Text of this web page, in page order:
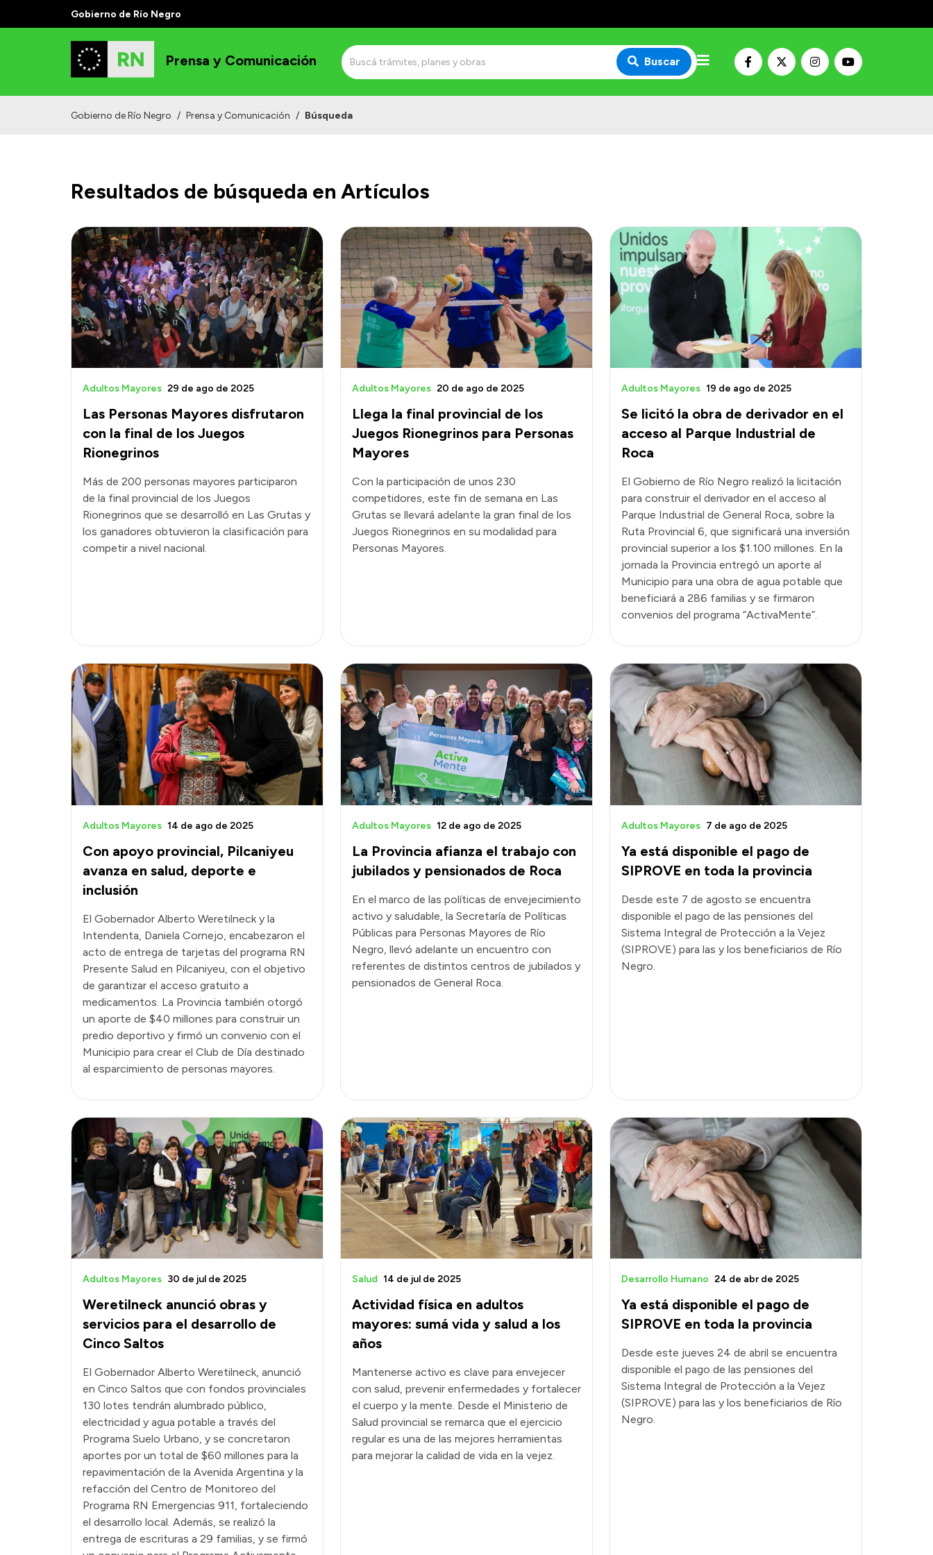
Gobierno de Río Negro
Prensa y Comunicación Buscar
Gobierno de Río Negro / Prensa y Comunicación / Búsqueda
Resultados de búsqueda en Artículos
Las Personas Mayores disfrutaron
con la final de los Juegos
Rionegrinos
Adultos Mayores 29 de ago de 2025
Más de 200 personas mayores participaron
de la final provincial de los Juegos
Rionegrinos que se desarrolló en Las Grutas y
los ganadores obtuvieron la clasificación para
competir a nivel nacional.
Llega la final provincial de los
Juegos Rionegrinos para Personas
Mayores
Adultos Mayores 20 de ago de 2025
Con la participación de unos 230
competidores, este fin de semana en Las
Grutas se llevará adelante la gran final de los
Juegos Rionegrinos en su modalidad para
Personas Mayores.
Se licitó la obra de derivador en el
acceso al Parque Industrial de
Roca
Adultos Mayores 19 de ago de 2025
El Gobierno de Río Negro realizó la licitación
para construir el derivador en el acceso al
Parque Industrial de General Roca, sobre la
Ruta Provincial 6, que significará una inversión
provincial superior a los $1.100 millones. En la
jornada la Provincia entregó un aporte al
Municipio para una obra de agua potable que
beneficiará a 286 familias y se firmaron
convenios del programa “ActivaMente”.
Con apoyo provincial, Pilcaniyeu
avanza en salud, deporte e
inclusión
Adultos Mayores 14 de ago de 2025
El Gobernador Alberto Weretilneck y la
Intendenta, Daniela Cornejo, encabezaron el
acto de entrega de tarjetas del programa RN
Presente Salud en Pilcaniyeu, con el objetivo
de garantizar el acceso gratuito a
medicamentos. La Provincia también otorgó
un aporte de $40 millones para construir un
predio deportivo y firmó un convenio con el
Municipio para crear el Club de Día destinado
al esparcimiento de personas mayores.
La Provincia afianza el trabajo con
jubilados y pensionados de Roca
Adultos Mayores 12 de ago de 2025
En el marco de las políticas de envejecimiento
activo y saludable, la Secretaría de Políticas
Públicas para Personas Mayores de Río
Negro, llevó adelante un encuentro con
referentes de distintos centros de jubilados y
pensionados de General Roca.
Ya está disponible el pago de
SIPROVE en toda la provincia
Adultos Mayores 7 de ago de 2025
Desde este 7 de agosto se encuentra
disponible el pago de las pensiones del
Sistema Integral de Protección a la Vejez
(SIPROVE) para las y los beneficiarios de Río
Negro.
Weretilneck anunció obras y
servicios para el desarrollo de
Cinco Saltos
Adultos Mayores 30 de jul de 2025
El Gobernador Alberto Weretilneck, anunció
en Cinco Saltos que con fondos provinciales
130 lotes tendrán alumbrado público,
electricidad y agua potable a través del
Programa Suelo Urbano, y se concretaron
aportes por un total de $60 millones para la
repavimentación de la Avenida Argentina y la
refacción del Centro de Monitoreo del
Programa RN Emergencias 911, fortaleciendo
el desarrollo local. Además, se realizó la
entrega de escrituras a 29 familias, y se firmó
Actividad física en adultos
mayores: sumá vida y salud a los
años
Salud 14 de jul de 2025
Mantenerse activo es clave para envejecer
con salud, prevenir enfermedades y fortalecer
el cuerpo y la mente. Desde el Ministerio de
Salud provincial se remarca que el ejercicio
regular es una de las mejores herramientas
para mejorar la calidad de vida en la vejez.
Ya está disponible el pago de
SIPROVE en toda la provincia
Desarrollo Humano 24 de abr de 2025
Desde este jueves 24 de abril se encuentra
disponible el pago de las pensiones del
Sistema Integral de Protección a la Vejez
(SIPROVE) para las y los beneficiarios de Río
Negro.